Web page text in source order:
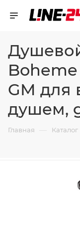
GM для
душем,
Главная — Каталог